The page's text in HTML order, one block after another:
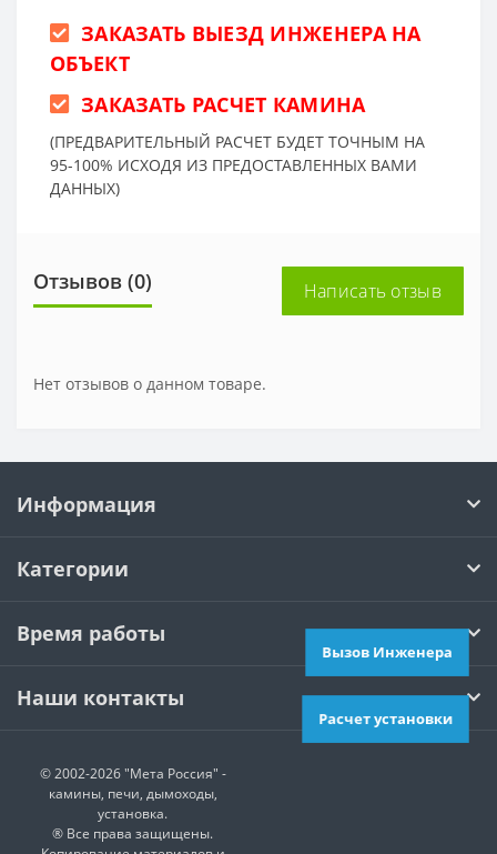
ЗАКАЗАТЬ ВЫЕЗД ИНЖЕНЕРА НА
ОБЪЕКТ
ЗАКАЗАТЬ РАСЧЕТ КАМИНА
(ПРЕДВАРИТЕЛЬНЫЙ РАСЧЕТ БУДЕТ ТОЧНЫМ НА
95-100% ИСХОДЯ ИЗ ПРЕДОСТАВЛЕННЫХ ВАМИ
ДАННЫХ)
Отзывов (0) Написать отзыв
Нет отзывов о данном товаре.
Информация
Категории
Время работы
Наши контакты
© 2002-2026 "Мета Россия" -
камины, печи, дымоходы,
установка.
® Все права защищены.
Расчет установки
Вызов Инженера